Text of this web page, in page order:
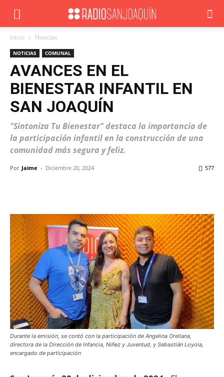
Inicio Noticias
NOTICIAS COMUNAL
AVANCES EN EL
BIENESTAR INFANTIL EN
SAN JOAQUÍN
"Sintoniza Tu Bienestar" destaca la importancia de
la participación infantil en la construcción de una
comunidad más segura y feliz.
Por Jaime - Diciembre 20, 2024 577
Durante la emisión, se contó con la participación de Angelina Orellana,
directora de la Dirección de Infancia, Niñez y Juventud, y Sebastián Loyola,
encargado de participación